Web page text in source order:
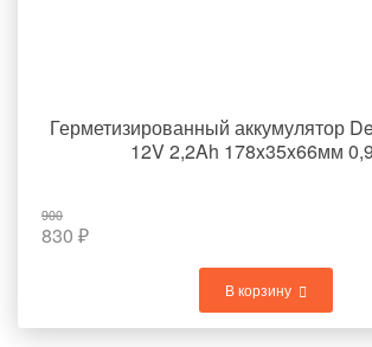
Герметизированный аккумулятор
12V 2,2Ah 178x35x66мм
900
830 ₽
В корзину